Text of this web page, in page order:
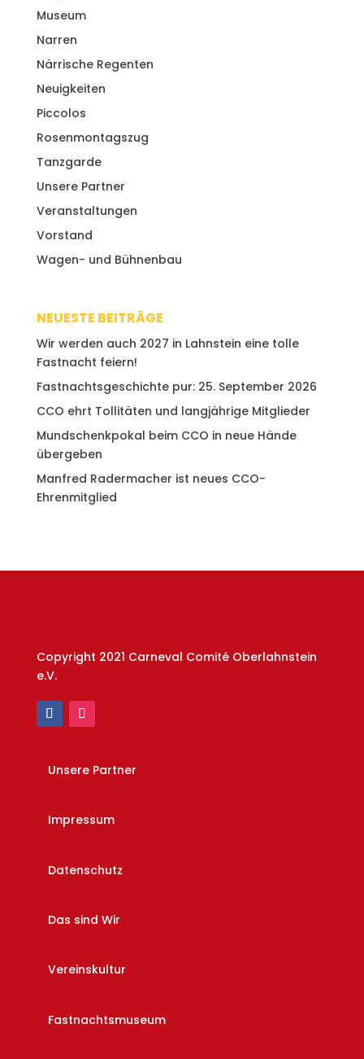
Museum
Narren
Närrische Regenten
Neuigkeiten
Piccolos
Rosenmontagszug
Tanzgarde
Unsere Partner
Veranstaltungen
Vorstand
Wagen- und Bühnenbau
NEUESTE BEITRÄGE
Wir werden auch 2027 in Lahnstein eine tolle
Fastnacht feiern!
Fastnachtsgeschichte pur: 25. September 2026
CCO ehrt Tollitäten und langjährige Mitglieder
Mundschenkpokal beim CCO in neue Hände
übergeben
Manfred Radermacher ist neues CCO-
Ehrenmitglied
Copyright 2021 Carneval Comité Oberlahnstein
e.V.
Unsere Partner
Impressum
Datenschutz
Das sind Wir
Vereinskultur
Fastnachtsmuseum